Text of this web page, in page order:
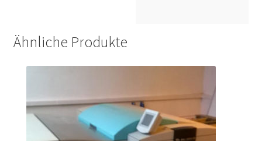
Ähnliche Produkte